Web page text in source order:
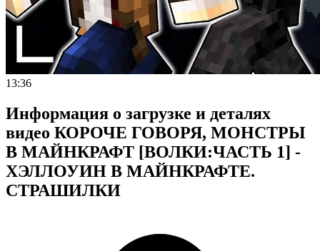
13:36
Информация о загрузке и деталях
видео КОРОЧЕ ГОВОРЯ, МОНСТРЫ
В МАЙНКРАФТ [ВОЛКИ:ЧАСТЬ 1] -
ХЭЛЛОУИН В МАЙНКРАФТЕ.
СТРАШИЛКИ